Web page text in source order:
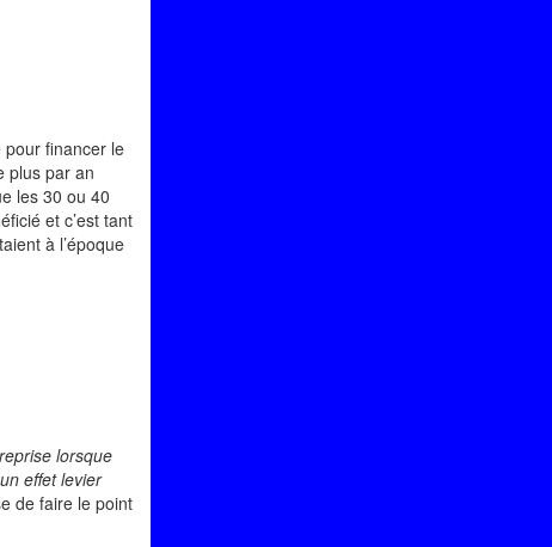
pour financer le
plus par an
les 30 ou 40
et c’est tant
à l’époque
lorsque
effet levier
de faire le point